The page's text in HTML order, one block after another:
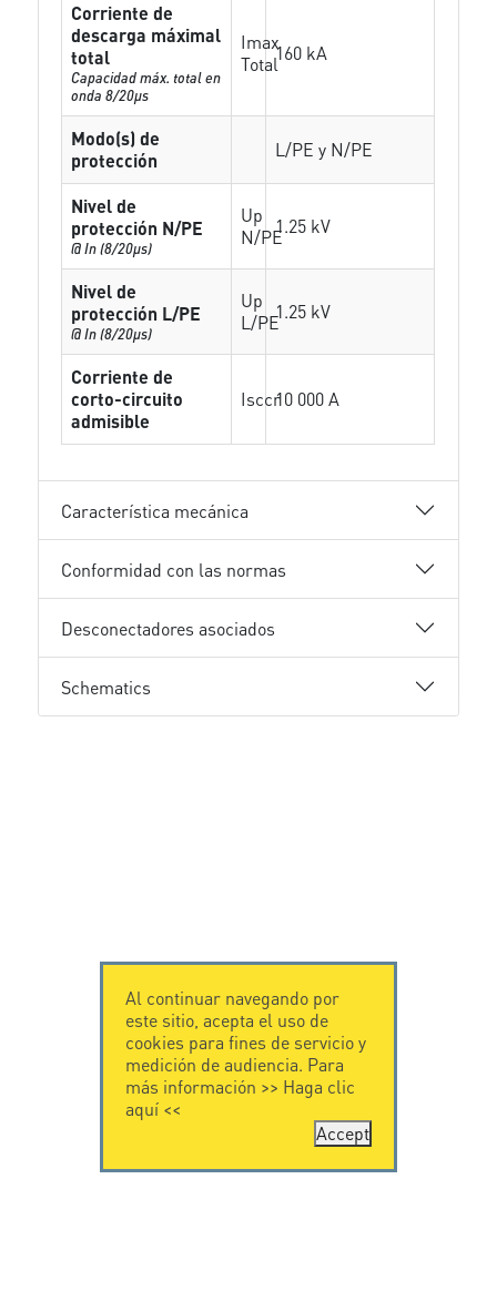
Corriente de
descarga máximal
total
Capacidad máx. total en
onda 8/20µs
Imax
Total160 kA
Modo(s) de
protección
L/PE y N/PE
Nivel de
protección N/PE
@ In (8/20µs)
Up
N/PE1.25 kV
Nivel de
protección L/PE
@ In (8/20µs)
Up
L/PE1.25 kV
Corriente de
corto-circuito
admisible
Isccr10 000 A
Característica mecánica
Conformidad con las normas
Desconectadores asociados
Schematics
Al continuar navegando por
este sitio, acepta el uso de
cookies para fines de servicio y
medición de audiencia. Para
más información >> Haga clic
aquí<<
Accept